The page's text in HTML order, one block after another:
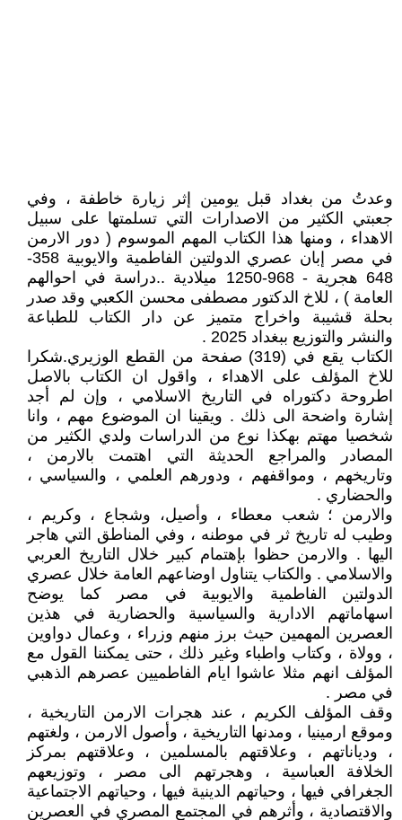
وعدتُ من بغداد قبل يومين إثر زيارة خاطفة ، وفي
جعبتي الكثير من الاصدارات التي تسلمتها على سبيل
الاهداء ، ومنها هذا الكتاب المهم الموسوم ( دور الارمن
في مصر إبان عصري الدولتين الفاطمية والايوبية 358-
648 هجرية - 968-1250 ميلادية ..دراسة في احوالهم
العامة ) ، للاخ الدكتور مصطفى محسن الكعبي وقد صدر
بحلة قشيبة واخراج متميز عن دار الكتاب للطباعة
والنشر والتوزيع ببغداد 2025 .
الكتاب يقع في (319) صفحة من القطع الوزيري.شكرا
للاخ المؤلف على الاهداء ، واقول ان الكتاب بالاصل
اطروحة دكتوراه في التاريخ الاسلامي ، وإن لم أجد
إشارة واضحة الى ذلك . ويقينا ان الموضوع مهم ، وانا
شخصيا مهتم بهكذا نوع من الدراسات ولدي الكثير من
المصادر والمراجع الحديثة التي اهتمت بالارمن ،
وتاريخهم ، ومواقفهم ، ودورهم العلمي ، والسياسي ،
والحضاري .
والارمن ؛ شعب معطاء ، وأصيل، وشجاع ، وكريم ،
وطيب له تاريخ ثر في موطنه ، وفي المناطق التي هاجر
اليها . والارمن حظوا بإهتمام كبير خلال التاريخ العربي
والاسلامي . والكتاب يتناول اوضاعهم العامة خلال عصري
الدولتين الفاطمية والايوبية في مصر كما يوضح
اسهاماتهم الادارية والسياسية والحضارية في هذين
العصرين المهمين حيث برز منهم وزراء ، وعمال دواوين
، وولاة ، وكتاب واطباء وغير ذلك ، حتى يمكننا القول مع
المؤلف انهم مثلا عاشوا ايام الفاطميين عصرهم الذهبي
في مصر .
وقف المؤلف الكريم ، عند هجرات الارمن التاريخية ،
وموقع ارمينيا ، ومدنها التاريخية ، وأصول الارمن ، ولغتهم
، ودياناتهم ، وعلاقتهم بالمسلمين ، وعلاقتهم بمركز
الخلافة العباسية ، وهجرتهم الى مصر ، وتوزيعهم
الجغرافي فيها ، وحياتهم الدينية فيها ، وحياتهم الاجتماعية
والاقتصادية ، وأثرهم في المجتمع المصري في العصرين